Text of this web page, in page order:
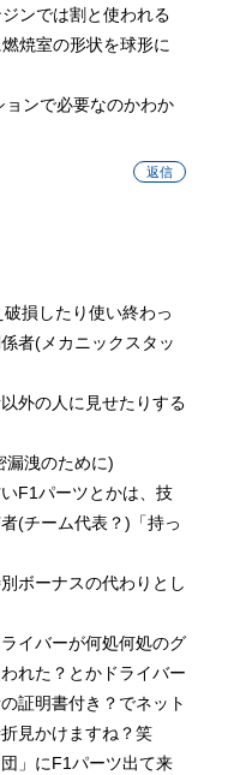
ンでは割と使われる
焼室の形状を球形に
ンで必要なのかわか
返信
損したり使い終わっ
者(メカニックスタッ
外の人に見せたりする
漏洩のために)
F1パーツとかは、技
(チーム代表？)「持っ
ボーナスの代わりとし
イバーが何処何処のグ
れた？とかドライバー
証明書付き？でネット
見かけますね？笑
」にF1パーツ出て来